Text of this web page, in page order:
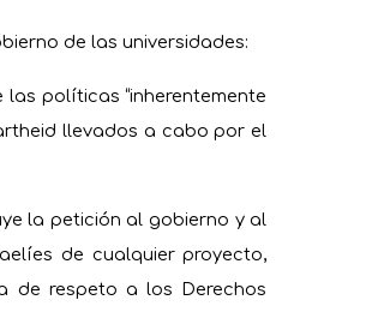
de las universidades:
políticas “inherentemente
llevados a cabo por el
la petición al gobierno y al
de cualquier proyecto,
de respeto a los Derechos